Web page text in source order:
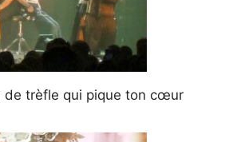
de trèfle qui pique ton cœur